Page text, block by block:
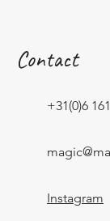
Contact
+31(0)6
Instagram